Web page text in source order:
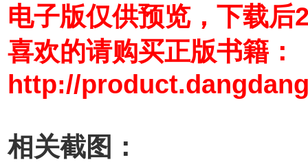
电子版仅供预览，下载
喜欢的请购买正版书籍：
http://
相关截图：